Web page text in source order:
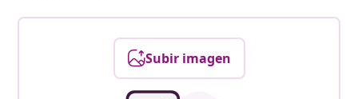
Subir imagen